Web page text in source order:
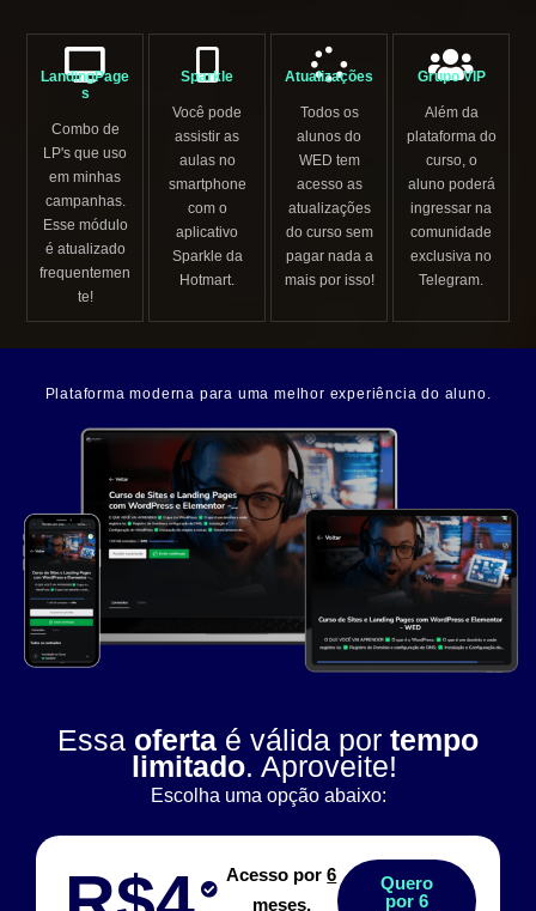
LandingPage
s
Combo de
LP's que uso
em minhas
campanhas.
Esse módulo
é atualizado
frequentemen
te!
Sparkle
Você pode
assistir as
aulas no
smartphone
com o
aplicativo
Sparkle da
Hotmart.
Atualizações
Todos os
alunos do
WED tem
acesso as
atualizações
do curso sem
pagar nada a
mais por isso!
Grupo VIP
Além da
plataforma do
curso, o
aluno poderá
ingressar na
comunidade
exclusiva no
Telegram.
Plataforma moderna para uma melhor experiência do aluno.
Essa oferta é válida por tempo
limitado. Aproveite!
Escolha uma opção abaixo:
Acesso por6
meses.
Quero
por 6